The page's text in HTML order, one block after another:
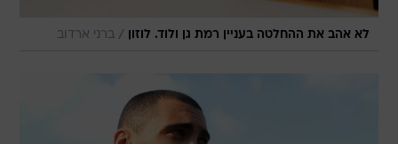
לא אהב את ההחלטה בעניין רמת גן ולוד. לוזון / ברני ארדוב